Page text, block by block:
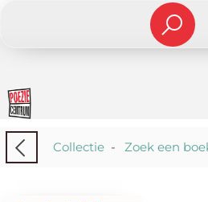
Collectie- Zoek een